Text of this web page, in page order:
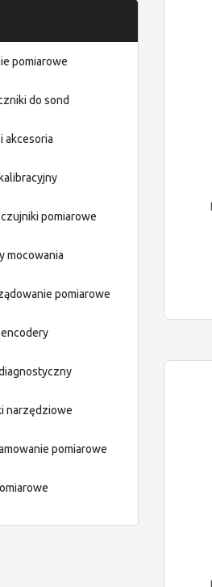
pomiarowe
do sond
akcesoria
pomiarowe
mocowania
pomiarowe
encodery
narzędziowe
pomiarowe